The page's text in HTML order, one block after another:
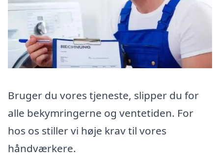
Bruger du vores tjeneste, slipper du for
alle bekymringerne og ventetiden. For
hos os stiller vi høje krav til vores
håndværkere.